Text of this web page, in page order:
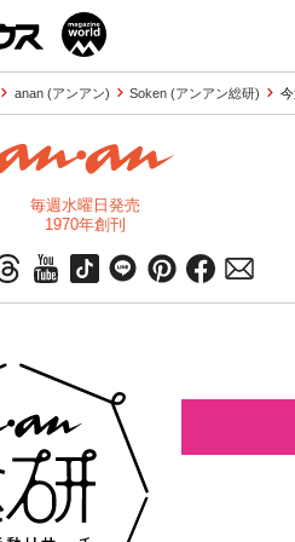
anan (アンアン) Soken (アンアン総研)
毎週水曜日発売
1970年創刊